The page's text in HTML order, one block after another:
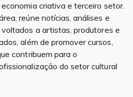
criativa e terceiro setor.
reúne notícias, análises e
a artistas, produtores e
além de promover cursos,
contribuem para o
do setor cultural